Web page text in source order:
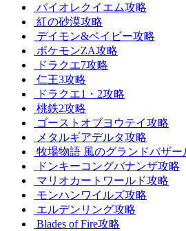
バイオレクイエム攻略
紅の砂漠攻略
デイモン&ベイビー攻略
ポケモンZA攻略
ドラクエ7攻略
仁王3攻略
ドラクエ1・2攻略
桃鉄2攻略
ゴーストオブヨウテイ攻略
メタルギアデルタ攻略
牧場物語 風のグランドバザー
ドンキーコングバナンザ攻略
マリオカートワールド攻略
モンハンワイルズ攻略
エルデンリング攻略
Blades of Fire攻略